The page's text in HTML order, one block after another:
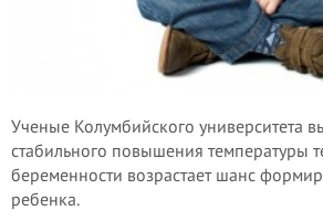
Ученые Колумбийского университета
стабильного повышения температуры
беременности возрастает шанс
ребенка.